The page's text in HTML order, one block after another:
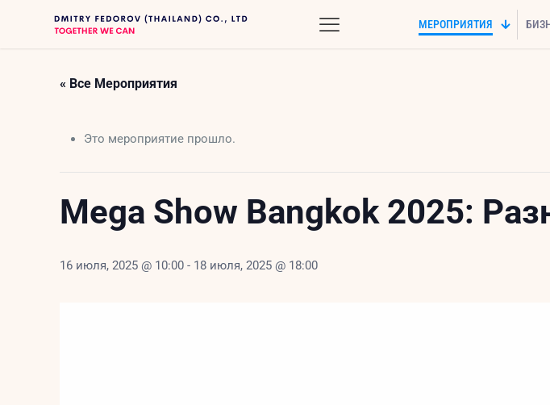
МЕРОПРИЯТИЯ
« Все Мероприятия
Это мероприятие прошло.
Mega Show Bangkok 2025:
16 июля, 2025 @ 10:00 - 18 июля, 2025 @ 18:00